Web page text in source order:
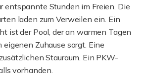
entspannte Stunden im Freien. Die
laden zum Verweilen ein. Ein
ist der Pool, der an warmen Tagen
eigenen Zuhause sorgt. Eine
Stauraum. Ein PKW-
vorhanden.